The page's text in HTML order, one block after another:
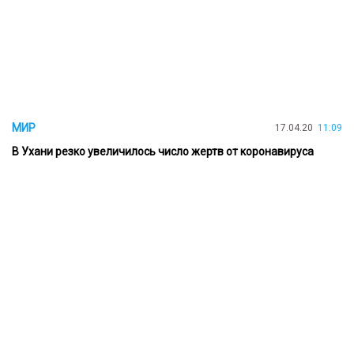
МИР 17.04.20 11:09
В Ухани резко увеличилось число жертв от коронавируса